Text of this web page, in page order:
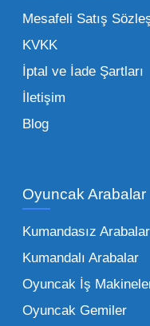
de işletmenizin
Toptan
kadar zengindir.
çeşitliliği ile
Oyuncak
tercih
Peluş
Mesafeli Satış
KVKK
İptal ve İade Şartları
İletişim
Blog
Oyuncak Arabalar
Kumandasız Arabalar
Kumandalı Arabalar
Oyuncak İş
Oyuncak Gemiler